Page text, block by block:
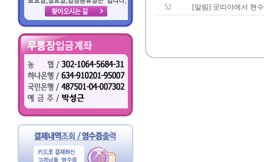
52
[알림] 굿띠야에서 현